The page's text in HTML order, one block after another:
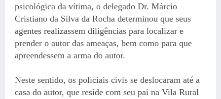
psicológica da vítima, o delegado Dr. Márcio
Cristiano da Silva da Rocha determinou que seus
agentes realizassem diligências para localizar e
prender o autor das ameaças, bem como para que
apreendessem a arma do autor.
Neste sentido, os policiais civis se deslocaram até a
casa do autor, que reside com seu pai na Vila Rural